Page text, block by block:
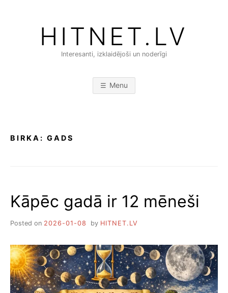
HITNET.LV
Interesanti, izklaidējoši un noderīgi
Menu
BIRKA: GADS
Kāpēc gadā ir 12 mēneši
Posted on 2026-01-08 by HITNET.LV